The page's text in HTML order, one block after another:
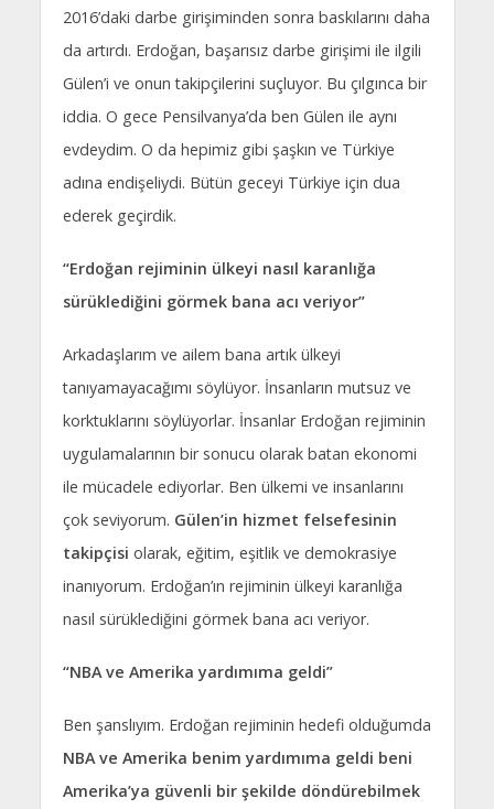
2016’daki darbe girişiminden sonra baskılarını daha
da artırdı. Erdoğan, başarısız darbe girişimi ile ilgili
Gülen’i ve onun takipçilerini suçluyor. Bu çılgınca bir
iddia. O gece Pensilvanya’da ben Gülen ile aynı
evdeydim. O da hepimiz gibi şaşkın ve Türkiye
adına endişeliydi. Bütün geceyi Türkiye için dua
ederek geçirdik.
“Erdoğan rejiminin ülkeyi nasıl karanlığa
sürüklediğini görmek bana acı veriyor”
Arkadaşlarım ve ailem bana artık ülkeyi
tanıyamayacağımı söylüyor. İnsanların mutsuz ve
korktuklarını söylüyorlar. İnsanlar Erdoğan rejiminin
uygulamalarının bir sonucu olarak batan ekonomi
ile mücadele ediyorlar. Ben ülkemi ve insanlarını
çok seviyorum. Gülen’in hizmet felsefesinin
takipçisi olarak, eğitim, eşitlik ve demokrasiye
inanıyorum. Erdoğan’ın rejiminin ülkeyi karanlığa
nasıl sürüklediğini görmek bana acı veriyor.
“NBA ve Amerika yardımıma geldi”
Ben şanslıyım. Erdoğan rejiminin hedefi olduğumda
NBA ve Amerika benim yardımıma geldi beni
Amerika’ya güvenli bir şekilde döndürebilmek